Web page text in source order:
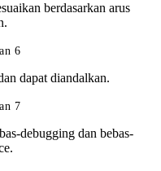
berdasarkan arus
dapat diandalkan.
debugging dan bebas-